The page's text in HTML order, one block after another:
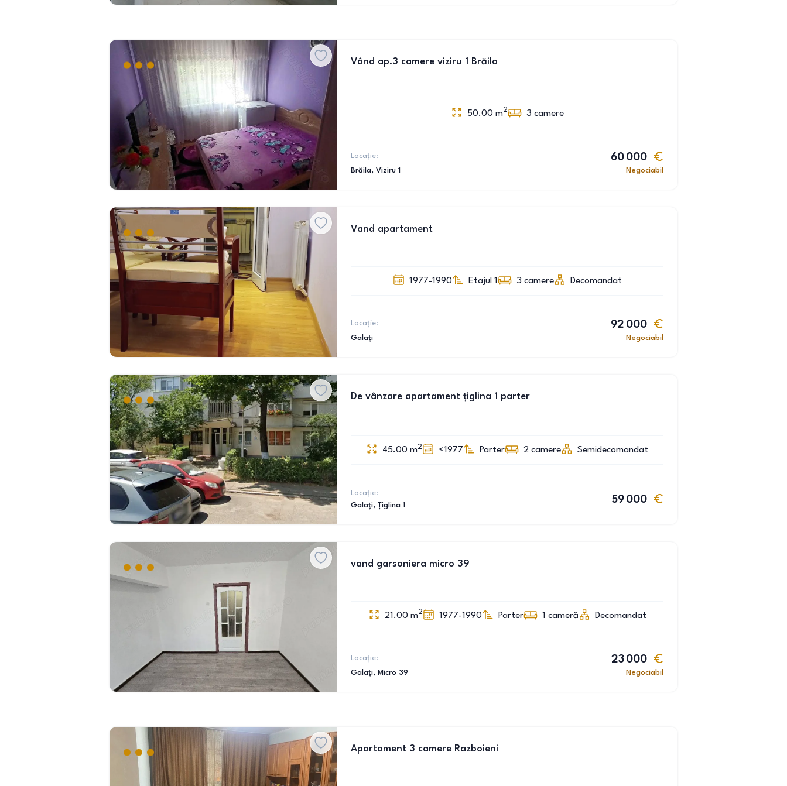
Vând ap.3 camere viziru 1 Brăila
50.00 m2 3 camere
Locație:
Brăila, Viziru 1
60 000
Negociabil
Vand apartament
1977-1990 Etajul 1 3 camere Decomandat
Locație:
Galați
92 000
Negociabil
De vânzare apartament țiglina 1 parter
45.00 m2 <1977 Parter 2 camere Semidecomandat
Locație:
Galați, Țiglina 1
59 000
vand garsoniera micro 39
21.00 m2 1977-1990 Parter 1 cameră Decomandat
Locație:
Galați, Micro 39
23 000
Negociabil
Apartament 3 camere Razboieni